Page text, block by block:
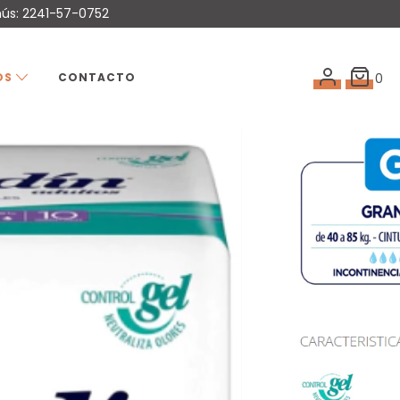
2241-57-0752
CONTACTO 0